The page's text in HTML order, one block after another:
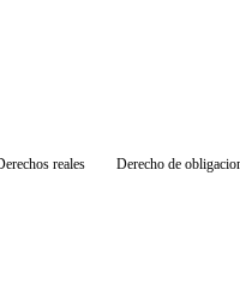
reales Derecho de